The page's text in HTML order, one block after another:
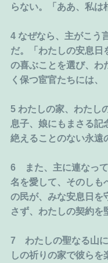
らない。「ああ、私は
4 なぜなら、主がこう
だ。「わたしの安息日
の喜ぶことを選び、わ
く保つ宦官たちには、
5 わたしの家、わたし
息子、娘にもまさる記
絶えることのない永遠
6　また、主に連なっ
名を愛して、そのしも
の民が、みな安息日を
さず、わたしの契約を
7　わたしの聖なる山
しの祈りの家で彼らを